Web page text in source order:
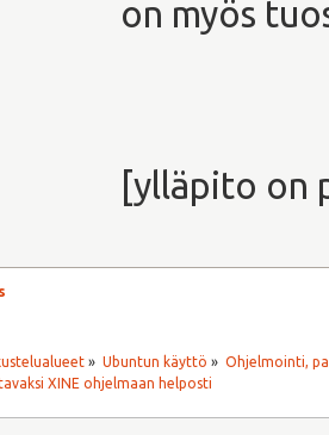
#
# Ver :1.0 Date
if [ -d "$1" ]
then
on myös
[ylläpito on
» Ubuntun käyttö » Ohjelmointi,
XINE ohjelmaan helposti